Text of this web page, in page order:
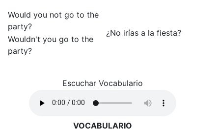
Would you not go to the
party?
¿No irías a la fiesta?
Wouldn't you go to the
party?
Escuchar Vocabulario
VOCABULARIO